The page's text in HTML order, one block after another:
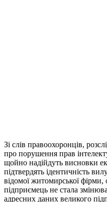
Зі слів правоохоронців,
про порушення прав
щойно надійдуть висновки
підтвердять ідентичність
відомої житомирської
підприємець не стала
адресних даних великого